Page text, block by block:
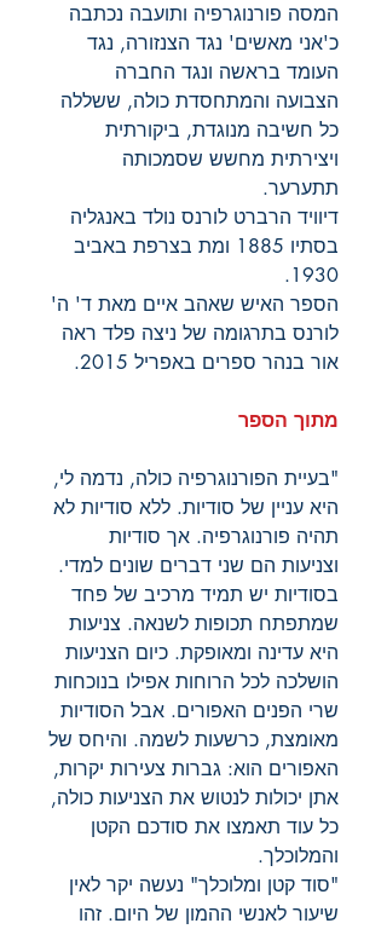
המסה פורנוגרפיה ותועבה נכתבה
כ'אני מאשים' נגד הצנזורה, נגד
העומד בראשה ונגד החברה
הצבועה והמתחסדת כולה, ששללה
כל חשיבה מנוגדת, ביקורתית
ויצירתית מחשש שסמכותה
תתערער.
דיוויד הרברט לורנס נולד באנגליה
בסתיו 1885 ומת בצרפת באביב
1930.
הספר האיש שאהב איים מאת ד' ה'
לורנס בתרגומה של ניצה פלד ראה
אור בנהר ספרים באפריל 2015.
מתוך הספר
"בעיית הפורנוגרפיה כולה, נדמה לי,
היא עניין של סודיות. ללא סודיות לא
תהיה פורנוגרפיה. אך סודיות
וצניעות הם שני דברים שונים למדי.
בסודיות יש תמיד מרכיב של פחד
שמתפתח תכופות לשנאה. צניעות
היא עדינה ומאופקת. כיום הצניעות
הושלכה לכל הרוחות אפילו בנוכחות
שרי הפנים האפורים. אבל הסודיות
מאומצת, כרשעות לשמה. והיחס של
האפורים הוא: גברות צעירות יקרות,
אתן יכולות לנטוש את הצניעות כולה,
כל עוד תאמצו את סודכם הקטן
והמלוכלך.
"סוד קטן ומלוכלך" נעשה יקר לאין
שיעור לאנשי ההמון של היום. זהו